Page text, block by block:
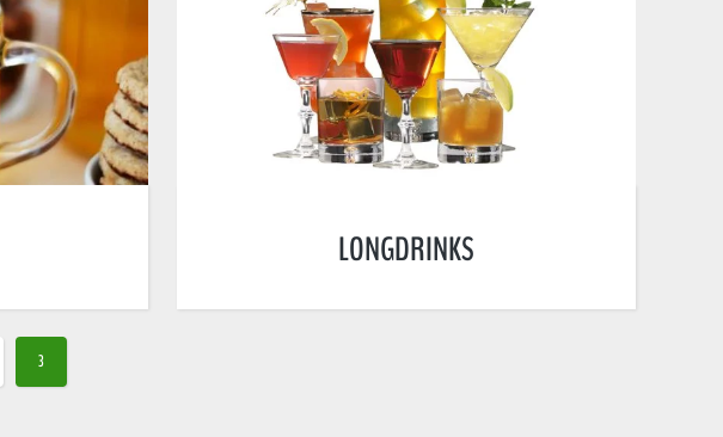
LONGDRINKS
3